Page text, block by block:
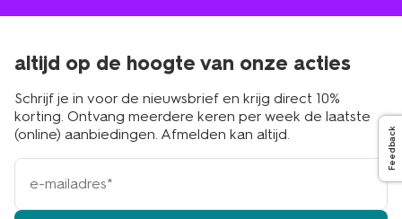
altijd op de hoogte van onze acties
Schrijf je in voor de nieuwsbrief en krijg direct 10%
korting. Ontvang meerdere keren per week de laatste
(online) aanbiedingen. Afmelden kan altijd.
e-
mailadres
Feedback